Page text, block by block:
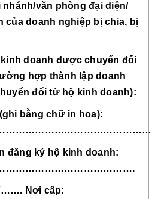
nhánh/văn phòng đại diện/
của doanh nghiệp bị chia, bị
doanh được chuyển đổi
hợp thành lập doanh
đổi từ hộ kinh doanh):
bằng chữ in hoa):
đăng ký hộ kinh doanh:
Nơi cấp: